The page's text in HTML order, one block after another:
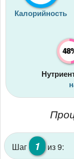
Калорийность
Шаг 1
из 9: